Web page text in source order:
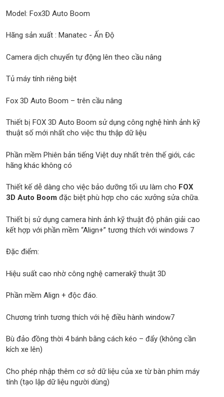
Model: Fox3D Auto Boom
Hãng sản xuất : Manatec - Ấn Độ
Camera dịch chuyển tự động lên theo cầu nâng
Tủ máy tính riêng biệt
Fox 3D Auto Boom – trên cầu nâng
Thiết bị FOX 3D Auto Boom sử dụng công nghệ hình ảnh kỹ
thuật số mới nhất cho việc thu thập dữ liệu
Phần mềm Phiên bản tiếng Việt duy nhất trên thế giới, các
hãng khác không có
Thiết kế dễ dàng cho việc bảo dưỡng tối ưu làm cho FOX
3D Auto Boom đặc biệt phù hợp cho các xưởng sửa chữa.
Thiết bị sử dụng camera hình ảnh kỹ thuật độ phân giải cao
kết hợp với phần mềm “Align+” tương thích với windows 7
Đặc điểm:
Hiệu suất cao nhờ công nghệ camerakỹ thuật 3D
Phần mềm Align + độc đáo.
Chương trình tương thích với hệ điều hành window7
Bù đảo đồng thời 4 bánh bằng cách kéo – đẩy (không cần
kích xe lên)
Cho phép nhập thêm cơ sở dữ liệu của xe từ bàn phím máy
tính (tạo lập dữ liệu người dùng)